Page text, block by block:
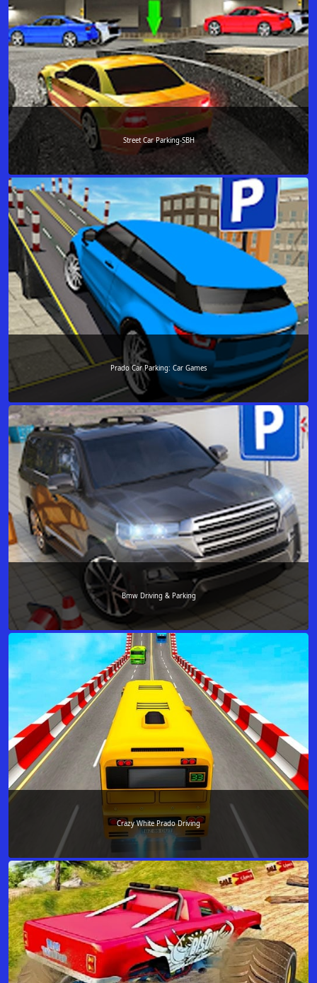
Street Car Parking-SBH
Prado Car Parking: Car Games
Bmw Driving & Parking
Crazy White Prado Driving